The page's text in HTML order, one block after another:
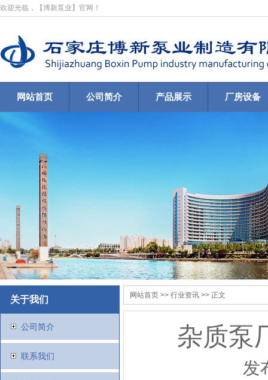
欢迎光临，【博新泵业】官网！
网站首页 公司简介 产品展示 厂房设备
关于我们
公司简介
联系我们
网站首页 >> 行业资讯 >> 正文
杂质泵
发